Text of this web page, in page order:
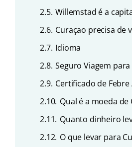
2.5. Willemstad é a
2.6. Curaçao precisa de
2.7. Idioma
2.8. Seguro Viagem
2.9. Certificado de Febre
2.10. Qual é a moeda de
2.11. Quanto dinheiro
2.12. O que levar para